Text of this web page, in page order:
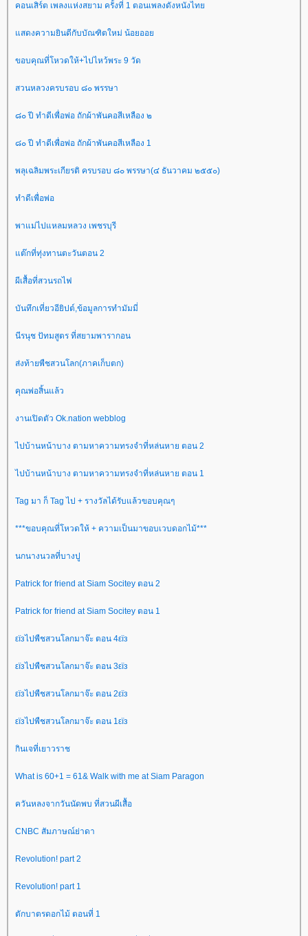
คอนเสิร์ต เพลงแห่งสยาม ครั้งที่ 1 ตอนเพลงดังหนังไท
สดงความยินดีกับบัณฑิตใหม่ น้อยออ
ขอบคุณที่โหวดให้+ไปไหว้พระ 9 วัด
สวนหลวงครบรอบ ๘๐ พรรษา
๘๐ ปี ทำดีเพื่อพ่อ ถักผ้าพันคอสีเหลือง ๒
๘๐ ปี ทำดีเพื่อพ่อ ถักผ้าพันคอสีเหลือง 1
พลุเฉลิมพระเกียรติ ครบรอบ ๘๐ พรรษา(๔ ธันวาคม ๒๕๕๐)
ทำดีเพื่อพ่อ
พาแม่ไปแหลมหลวง เพชรบุรี
ต๊กที่ทุ่งทานตะวันตอน 2
ผีเสื้อที่สวนรถไฟ
บันทึกเที่ยวอียิปต์,ข้อมูลการทำมัมมี่
นีรนุช ปัทมสูตร ที่สยามพารากอน
ส่งท้ายพืชสวนโลก(ภาคเก็บตก)
คุณพ่อสิ้นแล้ว
งานเปิดตัว Ok.nation webblog
ไปบ้านหน้าบาง ตามหาความทรงจำที่หล่นหาย ตอน 2
ไปบ้านหน้าบาง ตามหาความทรงจำที่หล่นหาย ตอน 1
Tag มา ก็ Tag ไป + รางวัลได้รับแล้วขอบคุณๆ
***ขอบคุณที่โหวดให้ + ความเป็นมาขอบเวบดอกไม้***
นกนางนวลที่บางปู
Patrick for friend at Siam Socitey ตอน 2
Patrick for friend at Siam Socitey ตอน 1
εïзไปพืชสวนโลกมาจ๊ะ ตอน 4εïз
εïзไปพืชสวนโลกมาจ๊ะ ตอน 3εïз
εïзไปพืชสวนโลกมาจ๊ะ ตอน 2εïз
εïзไปพืชสวนโลกมาจ๊ะ ตอน 1εïз
กินเจที่เยาวราช
What is 60+1 = 61& Walk with me at Siam Paragon
ควันหลงจากวันนัดพบ ที่สวนผีเสื้อ
CNBC สัมภาษณ์ย่าดา
Revolution! part 2
Revolution! part 1
ตักบาตรดอกไม้ ตอนที่ 1